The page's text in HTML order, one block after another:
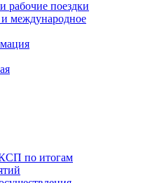
рабочие поездки
международное
по итогам